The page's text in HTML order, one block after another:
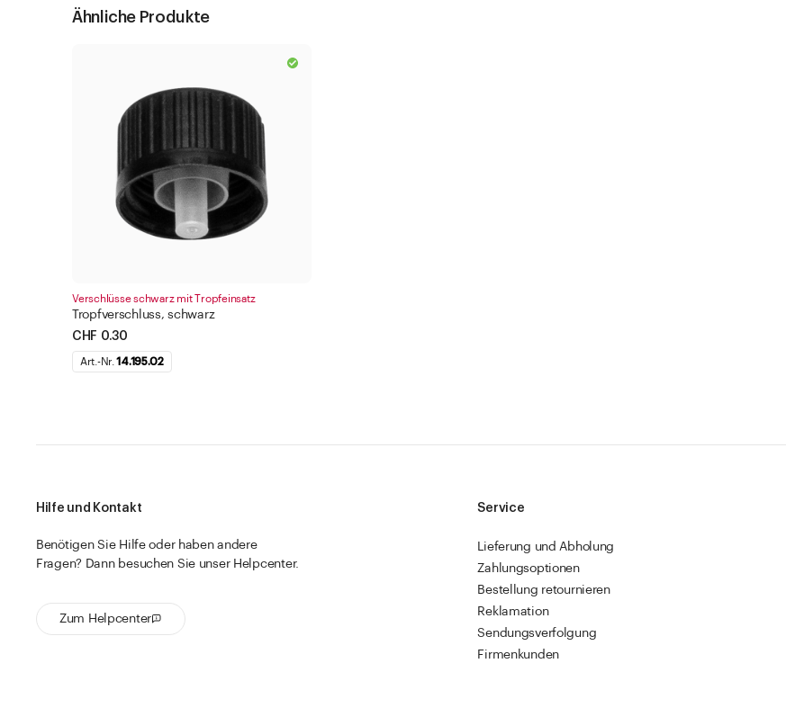
Ähnliche Produkte
Verschlüsse schwarz mit Tropfeinsatz
Tropfverschluss, schwarz
CHF 0.30
Art.-Nr.14.195.02
Hilfe und Kontakt
Benötigen Sie Hilfe oder haben andere
Fragen? Dann besuchen Sie unser Helpcenter.
Zum Helpcenter
Service
Lieferung und Abholung
Zahlungsoptionen
Bestellung retournieren
Reklamation
Sendungsverfolgung
Firmenkunden